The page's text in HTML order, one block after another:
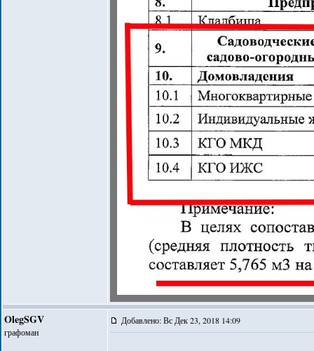
OlegSGV
графоман
Добавлено: Вс Дек 23, 2018 14:09